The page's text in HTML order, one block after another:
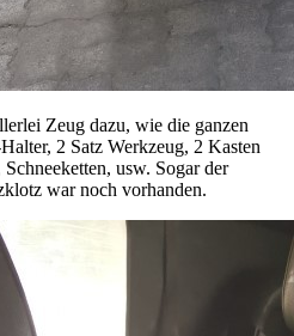
Zeug dazu, wie die ganzen
2 Satz Werkzeug, 2 Kasten
usw. Sogar der
war noch vorhanden.